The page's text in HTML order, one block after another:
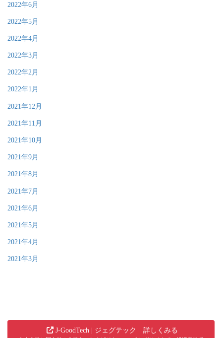
2022年6月
2022年5月
2022年4月
2022年3月
2022年2月
2022年1月
2021年12月
2021年11月
2021年10月
2021年9月
2021年8月
2021年7月
2021年6月
2021年5月
2021年4月
2021年3月
J-GoodTech | ジェグテック 詳しくみる